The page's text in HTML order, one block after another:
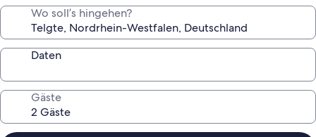
Wo soll’s hingehen?
Daten
Gäste